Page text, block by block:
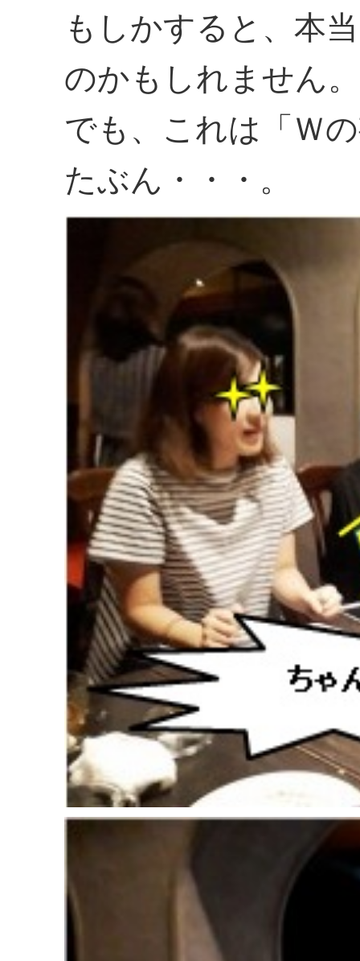
もしかすると、本
のかもしれません。
でも、これは「Ｗ
たぶん・・・。